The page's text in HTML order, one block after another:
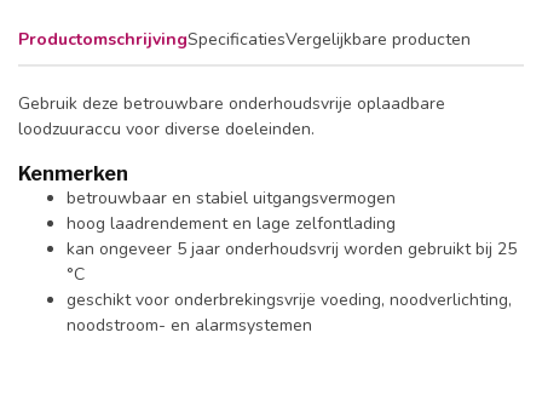
ProductomschrijvingSpecificatiesVergelijkbare producten
Gebruik deze betrouwbare onderhoudsvrije oplaadbare
loodzuuraccu voor diverse doeleinden.
Kenmerken
betrouwbaar en stabiel uitgangsvermogen
hoog laadrendement en lage zelfontlading
kan ongeveer 5 jaar onderhoudsvrij worden gebruikt bij 25
°C
geschikt voor onderbrekingsvrije voeding, noodverlichting,
noodstroom- en alarmsystemen